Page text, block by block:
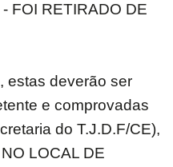
FOI RETIRADO DE
estas deverão ser
e comprovadas
do T.J.D.F/CE),
LOCAL DE